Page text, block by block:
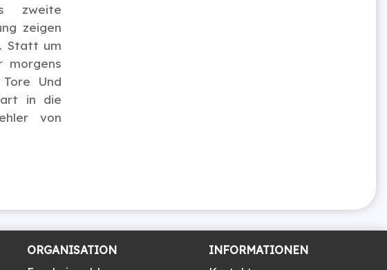
zweite
zeigen
Statt um
morgens
Und
in die
von
ORGANISATION
INFORMATIONEN